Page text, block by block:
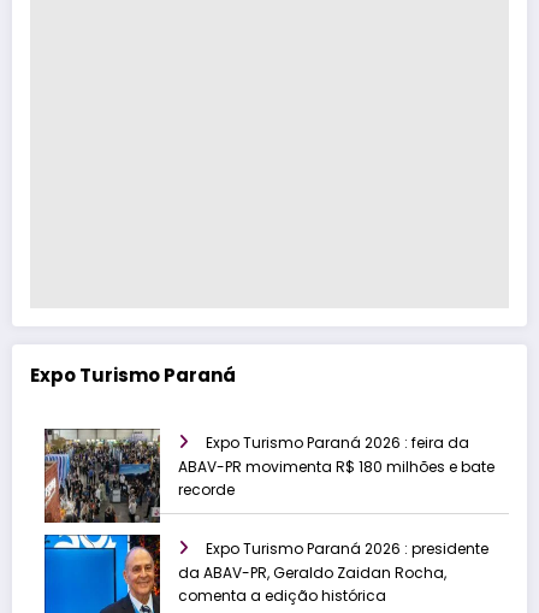
Expo Turismo Paraná
Expo Turismo Paraná 2026 : feira da
ABAV-PR movimenta R$ 180 milhões e bate
recorde
Expo Turismo Paraná 2026 : presidente
da ABAV-PR, Geraldo Zaidan Rocha,
comenta a edição histórica